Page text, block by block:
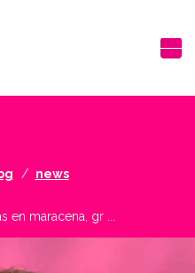
news
en maracena, gr ...